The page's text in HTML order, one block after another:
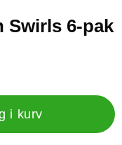
Swirls 6-pak
Swirls 6-pak
i kurv